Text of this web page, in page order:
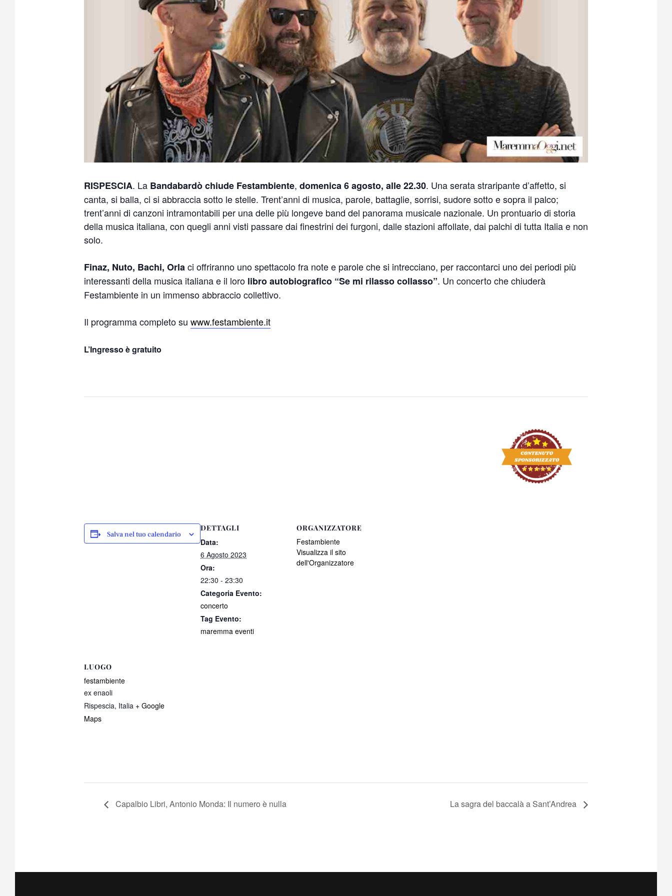
RISPESCIA. La Bandabardò chiude Festambiente, domenica 6 agosto, alle 22.30. Una serata straripante d’affetto, si
canta, si balla, ci si abbraccia sotto le stelle. Trent’anni di musica, parole, battaglie, sorrisi, sudore sotto e sopra il palco;
trent’anni di canzoni intramontabili per una delle più longeve band del panorama musicale nazionale. Un prontuario di storia
della musica italiana, con quegli anni visti passare dai finestrini dei furgoni, dalle stazioni affollate, dai palchi di tutta Italia e non
solo.
Finaz, Nuto, Bachi, Orlaci offriranno uno spettacolo fra note e parole che si intrecciano, per raccontarci uno dei periodi più
interessanti della musica italiana e il loro libro autobiografico “Se mi rilasso collasso”. Un concerto che chiuderà
Festambiente in un immenso abbraccio collettivo.
Il programma completo su www.festambiente.it
L’Ingresso è gratuito
Salva nel tuo calendario
DETTAGLI
Data:
6 Agosto 2023
Ora:
22:30 - 23:30
Categoria Evento:
concerto
Tag Evento:
maremma eventi
ORGANIZZATORE
Festambiente
Visualizza il sito
dell'Organizzatore
LUOGO
festambiente
ex enaoli
Rispescia, Italia + Google
Maps
Capalbio Libri, Antonio Monda: Il numero è nulla La sagra del baccalà a Sant’Andrea